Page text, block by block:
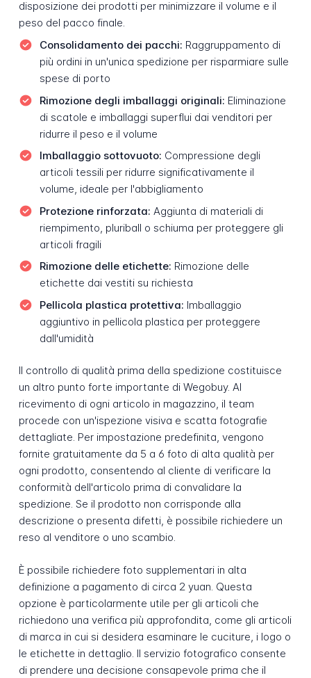
disposizione dei prodotti per minimizzare il volume e il
peso del pacco finale.
Consolidamento dei pacchi: Raggruppamento di
più ordini in un'unica spedizione per risparmiare sulle
spese di porto
Rimozione degli imballaggi originali: Eliminazione
di scatole e imballaggi superflui dai venditori per
ridurre il peso e il volume
Imballaggio sottovuoto: Compressione degli
articoli tessili per ridurre significativamente il
volume, ideale per l'abbigliamento
Protezione rinforzata: Aggiunta di materiali di
riempimento, pluriball o schiuma per proteggere gli
articoli fragili
Rimozione delle etichette: Rimozione delle
etichette dai vestiti su richiesta
Pellicola plastica protettiva: Imballaggio
aggiuntivo in pellicola plastica per proteggere
dall'umidità
Il controllo di qualità prima della spedizione costituisce
un altro punto forte importante di Wegobuy. Al
ricevimento di ogni articolo in magazzino, il team
procede con un'ispezione visiva e scatta fotografie
dettagliate. Per impostazione predefinita, vengono
fornite gratuitamente da 5 a 6 foto di alta qualità per
ogni prodotto, consentendo al cliente di verificare la
conformità dell'articolo prima di convalidare la
spedizione. Se il prodotto non corrisponde alla
descrizione o presenta difetti, è possibile richiedere un
reso al venditore o uno scambio.
È possibile richiedere foto supplementari in alta
definizione a pagamento di circa 2 yuan. Questa
opzione è particolarmente utile per gli articoli che
richiedono una verifica più approfondita, come gli articoli
di marca in cui si desidera esaminare le cuciture, i logo o
le etichette in dettaglio. Il servizio fotografico consente
di prendere una decisione consapevole prima che il